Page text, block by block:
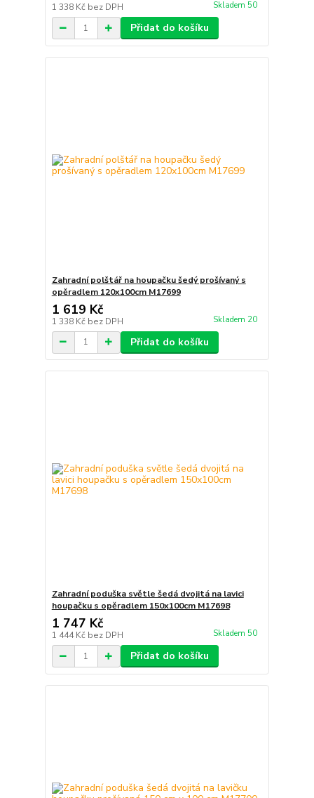
1 338 Kč bez DPH Skladem 50
Přidat do košíku
Zahradní polštář na houpačku šedý prošívaný s
opěradlem 120x100cm M17699
1 619 Kč
1 338 Kč bez DPH Skladem 20
Přidat do košíku
Zahradní poduška světle šedá dvojitá na lavici
houpačku s opěradlem 150x100cm M17698
1 747 Kč
1 444 Kč bez DPH Skladem 50
Přidat do košíku